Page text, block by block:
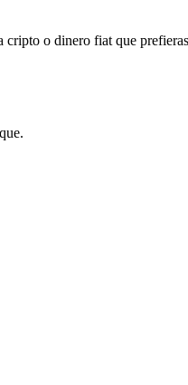
cripto o dinero fiat que